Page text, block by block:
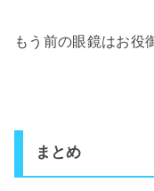
もう前の眼鏡はお役
まとめ